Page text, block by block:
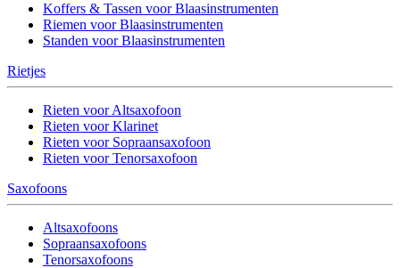
Koffers & Tassen voor Blaasinstrumenten
Riemen voor Blaasinstrumenten
Standen voor Blaasinstrumenten
Rietjes
Rieten voor Altsaxofoon
Rieten voor Klarinet
Rieten voor Sopraansaxofoon
Rieten voor Tenorsaxofoon
Saxofoons
Altsaxofoons
Sopraansaxofoons
Tenorsaxofoons